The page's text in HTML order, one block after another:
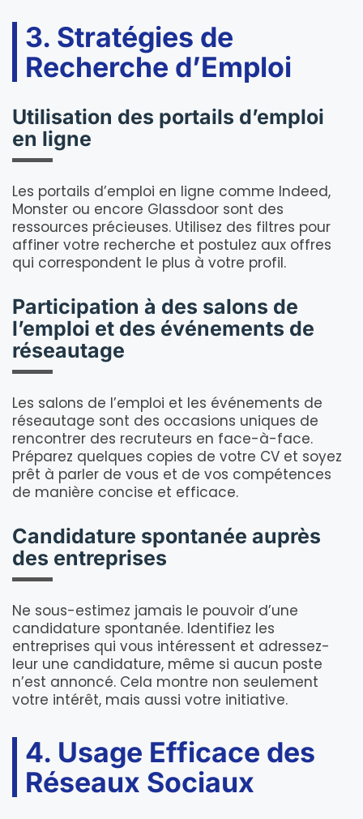
3. Stratégies de
Recherche d’Emploi
Utilisation des portails d’emploi
en ligne
Les portails d’emploi en ligne comme Indeed,
Monster ou encore Glassdoor sont des
ressources précieuses. Utilisez des filtres pour
affiner votre recherche et postulez aux offres
qui correspondent le plus à votre profil.
Participation à des salons de
l’emploi et des événements de
réseautage
Les salons de l’emploi et les événements de
réseautage sont des occasions uniques de
rencontrer des recruteurs en face-à-face.
Préparez quelques copies de votre CV et soyez
prêt à parler de vous et de vos compétences
de manière concise et efficace.
Candidature spontanée auprès
des entreprises
Ne sous-estimez jamais le pouvoir d’une
candidature spontanée. Identifiez les
entreprises qui vous intéressent et adressez-
leur une candidature, même si aucun poste
n’est annoncé. Cela montre non seulement
votre intérêt, mais aussi votre initiative.
4. Usage Efficace des
Réseaux Sociaux